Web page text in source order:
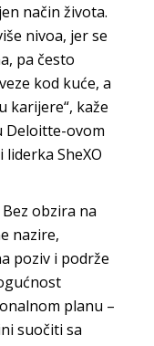
način života.
nivoa, jer se
pa često
kod kuće, a
karijere“, kaže
Deloitte-ovom
SheXO
obzira na
nazire,
poziv i podrže
planu –
suočiti sa